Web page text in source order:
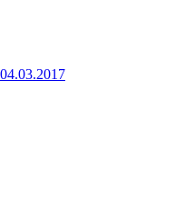
04.03.2017